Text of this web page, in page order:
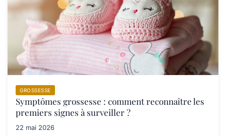
GROSSESSE
Symptômes grossesse : comment reconnaître les
premiers signes à surveiller ?
22 mai 2026